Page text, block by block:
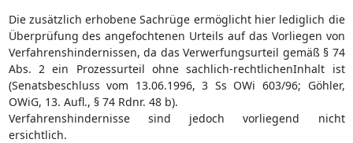
Die zusätzlich erhobene Sachrüge ermöglicht hier lediglich die
Überprüfung des angefochtenen Urteils auf das Vorliegen von
Verfahrenshindernissen, da das Verwerfungsurteil gemäß § 74
Abs. 2 ein Prozessurteil ohne sachlich-rechtlichenInhalt ist
(Senatsbeschluss vom 13.06.1996, 3 Ss OWi 603/96; Göhler,
OWiG, 13. Aufl., § 74 Rdnr. 48 b).
Verfahrenshindernisse sind jedoch vorliegend nicht
ersichtlich.